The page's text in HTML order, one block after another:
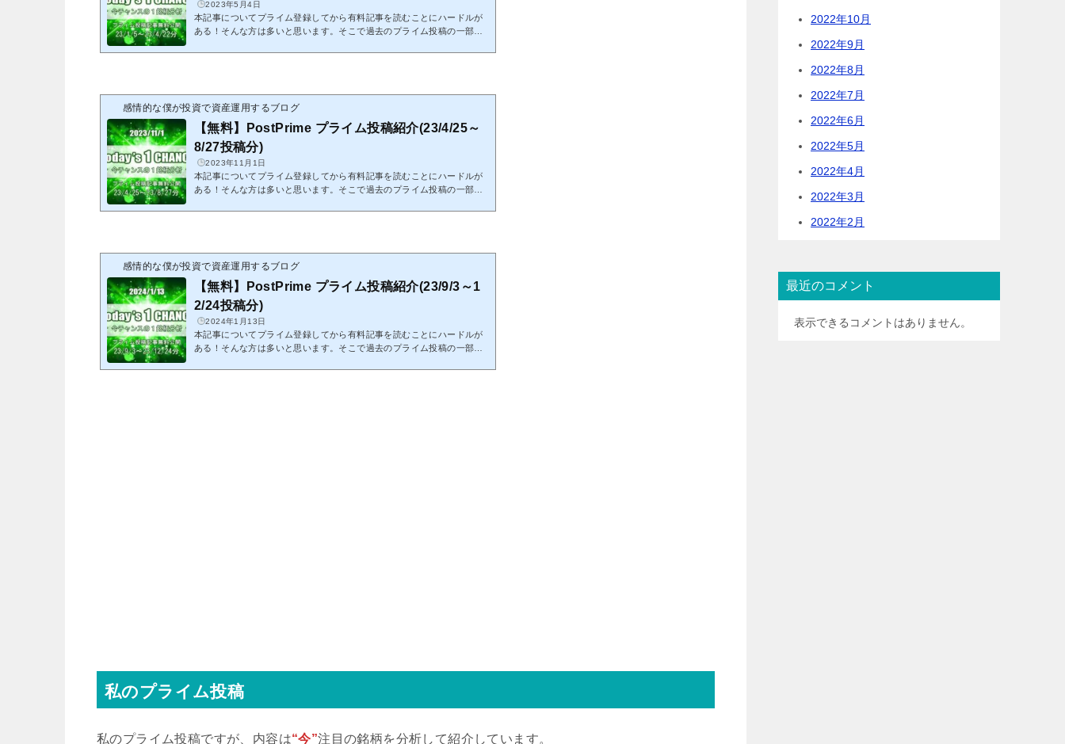
2023年5月4日
本記事についてプライム登録してから有料記事を読むことにハードルが
ある！そんな方は多いと思います。そこで過去のプライム投稿の一部を
ることから、無料公開しています パスワードを記載していますので、
そちらをリンク先にて入力して頂くことで閲覧可能です...
感情的な僕が投資で資産運用するブログ
【無料】PostPrime プライム投稿紹介(23/4/25～
8/27投稿分)
2023年11月1日
本記事についてプライム登録してから有料記事を読むことにハードルが
ある！そんな方は多いと思います。そこで過去のプライム投稿の一部を
ることから、無料公開しています パスワードを記載していますので、
そちらをリンク先にて入力して頂くことで閲覧可能です...
感情的な僕が投資で資産運用するブログ
【無料】PostPrime プライム投稿紹介(23/9/3～1
2/24投稿分)
2024年1月13日
本記事についてプライム登録してから有料記事を読むことにハードルが
ある！そんな方は多いと思います。そこで過去のプライム投稿の一部を
私のプライム投稿
私のプライム投稿ですが、内容は“今”注目の銘柄を分析して紹介しています。
2022年10月
2022年9月
2022年8月
2022年7月
2022年6月
2022年5月
2022年4月
2022年3月
2022年2月
最近のコメント
表示できるコメントはありません。